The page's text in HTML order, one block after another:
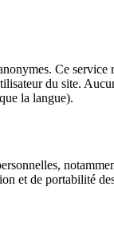
Ce
du site.
la langue).
et de portabilité